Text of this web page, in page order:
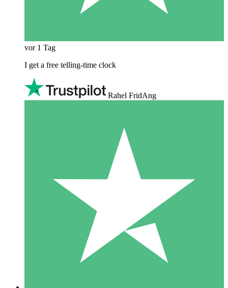
vor 1 Tag
I get a free telling-time clock
Rahel FridAng